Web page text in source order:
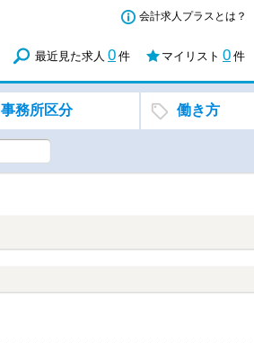
会計求人プラスとは？
最近見た求人 0 件 マイリスト 0 件
事務所区分 働き方